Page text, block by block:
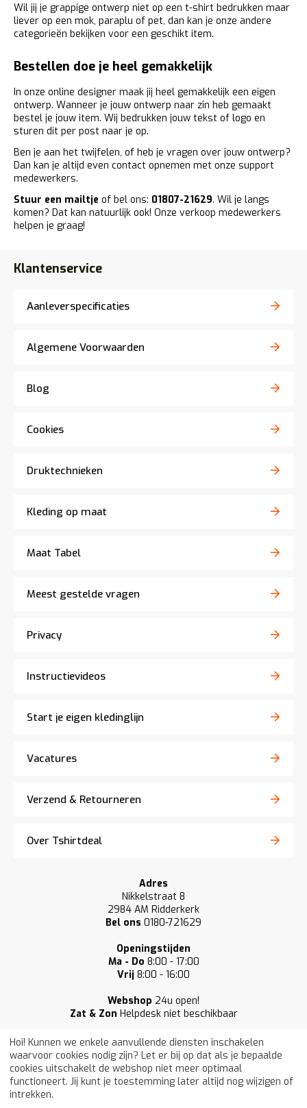
Wil jij je grappige ontwerp niet op een t-shirt bedrukken maar
liever op een mok, paraplu of pet, dan kan je onze andere
categorieën bekijken voor een geschikt item.
Bestellen doe je heel gemakkelijk
In onze online designer maak jij heel gemakkelijk een eigen
ontwerp. Wanneer je jouw ontwerp naar zin heb gemaakt
bestel je jouw item. Wij bedrukken jouw tekst of logo en
sturen dit per post naar je op.
Ben je aan het twijfelen, of heb je vragen over jouw ontwerp?
Dan kan je altijd even contact opnemen met onze support
medewerkers.
Stuur een mailtje of bel ons: 01807-21629. Wil je langs
komen? Dat kan natuurlijk ook! Onze verkoop medewerkers
helpen je graag!
Klantenservice
Aanleverspecificaties
Algemene Voorwaarden
Blog
Cookies
Druktechnieken
Kleding op maat
Maat Tabel
Meest gestelde vragen
Privacy
Instructievideos
Start je eigen kledinglijn
Vacatures
Verzend & Retourneren
Over Tshirtdeal
Adres
Nikkelstraat 8
2984 AM Ridderkerk
Bel ons 0180-721629
Openingstijden
Ma - Do 8:00 - 17:00
Vrij 8:00 - 16:00
Webshop 24u open!
Zat & Zon Helpdesk niet beschikbaar
Onze klanten beoordelen ons gemiddeld
Hoi! Kunnen we enkele aanvullende diensten inschakelen
waarvoor cookies nodig zijn? Let er bij op dat als je bepaalde
cookies uitschakelt de webshop niet meer optimaal
functioneert. Jij kunt je toestemming later altijd nog wijzigen of
intrekken.